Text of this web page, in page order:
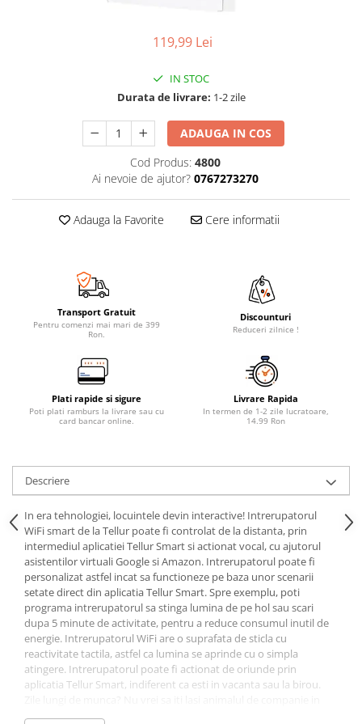
119,99 Lei
IN STOC
Durata de livrare: 1-2 zile
ADAUGA IN COS
Cod Produs: 4800
Ai nevoie de ajutor? 0767273270
Adauga la Favorite Cere informatii
Transport Gratuit
Pentru comenzi mai mari de 399
Ron.
Discounturi
Reduceri zilnice !
Plati rapide si sigure
Poti plati ramburs la livrare sau cu
card bancar online.
Livrare Rapida
In termen de 1-2 zile lucratoare,
14.99 Ron
Descriere
In era tehnologiei, locuintele devin interactive! Intrerupatorul
WiFi smart de la Tellur poate fi controlat de la distanta, prin
intermediul aplicatiei Tellur Smart si actionat vocal, cu ajutorul
asistentilor virtuali Google si Amazon. Intrerupatorul poate fi
personalizat astfel incat sa functioneze pe baza unor scenarii
setate direct din aplicatia Tellur Smart. Spre exemplu, poti
programa intrerupatorul sa stinga lumina de pe hol sau scari
dupa 5 minute de activitate, pentru a reduce consumul inutil de
energie. Intrerupatorul WiFi are o suprafata de sticla cu
reactivitate tactila, astfel ca lumina se aprinde cu o simpla
atingere. Intrerupatorul poate fi actionat de oriunde prin
aplicatia Tellur Smart, indiferent ca esti in vacanta sau la birou.
intuneric? Nimic mai simplu! Intri in aplicatie - aprinzi lumina - stai